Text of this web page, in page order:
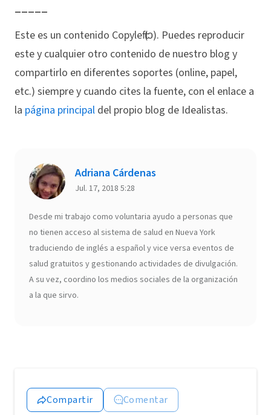
_____
Este es un contenido Copyleft (ↄ). Puedes reproducir
este y cualquier otro contenido de nuestro blog y
compartirlo en diferentes soportes (online, papel,
etc.) siempre y cuando cites la fuente, con el enlace a
la página principal del propio blog de Idealistas.
Adriana Cárdenas
Jul. 17, 2018 5:28
Desde mi trabajo como voluntaria ayudo a personas que
no tienen acceso al sistema de salud en Nueva York
traduciendo de inglés a español y vice versa eventos de
salud gratuitos y gestionando actividades de divulgación.
A su vez, coordino los medios sociales de la organización
a la que sirvo.
Compartir Comentar